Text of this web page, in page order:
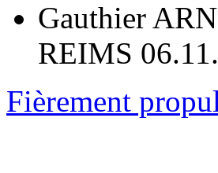
Gauthier
REIMS
Fièrement